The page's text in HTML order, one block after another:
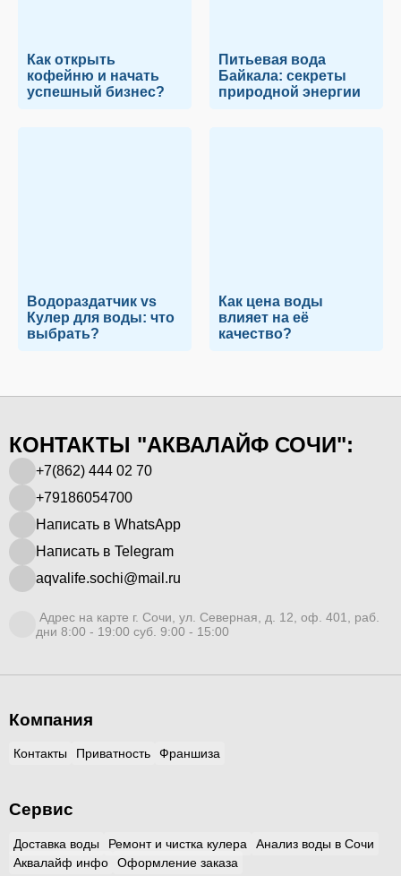
Как открыть
кофейню и начать
успешный бизнес?
Питьевая вода
Байкала: секреты
природной энергии
Водораздатчик vs
Кулер для воды: что
выбрать?
Как цена воды
влияет на её
качество?
КОНТАКТЫ "АКВАЛАЙФ СОЧИ":
+7(862) 444 02 70
+79186054700
Написать в WhatsApp
Написать в Telegram
aqvalife.sochi@mail.ru
Адрес на карте г. Сочи, ул. Северная, д. 12, оф. 401, раб.
дни 8:00 - 19:00 суб. 9:00 - 15:00
Компания
Контакты Приватность Франшиза
Сервис
Доставка воды Ремонт и чистка кулера
Анализ воды в Сочи
Аквалайф инфо
Оформление заказа